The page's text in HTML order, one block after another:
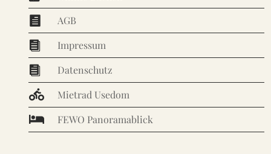
 AGB
 Impressum

Datenschutz

Mietrad Usedom

FEWO Panoramablick